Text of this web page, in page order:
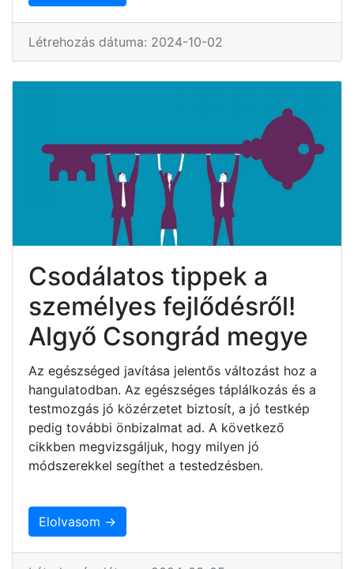
Létrehozás dátuma: 2024-10-02
Csodálatos tippek a
személyes fejlődésről!
Algyő Csongrád megye
Az egészséged javítása jelentős változást hoz a
hangulatodban. Az egészséges táplálkozás és a
testmozgás jó közérzetet biztosít, a jó testkép
pedig további önbizalmat ad. A következő
cikkben megvizsgáljuk, hogy milyen jó
módszerekkel segíthet a testedzésben.
Elolvasom →